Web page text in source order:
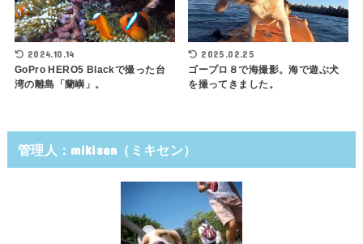
2024.10.14
GoPro HERO5 Blackで撮った台
湾の離島「蘭嶼」。
2025.02.25
ゴープロ８で海撮影。海で遊ぶ犬
を撮ってきました。
管理人：mikisen（ミキセン）